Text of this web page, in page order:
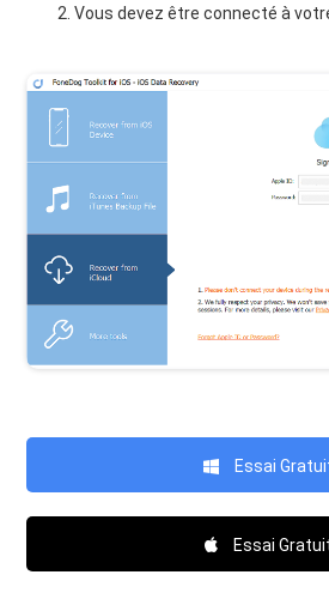
Vous devez être connecté à
Essai
Essai